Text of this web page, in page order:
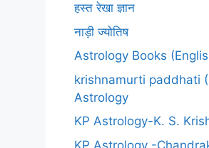
हस्त रेखा ज्ञान
नाड़ी ज्योतिष
Astrology Books
krishnamurti paddhati
Astrology
KP Astrology-K. S.
KP Astrology -